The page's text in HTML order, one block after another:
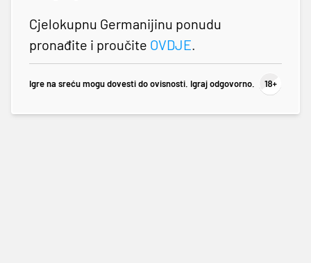
Cjelokupnu Germanijinu ponudu
pronađite i proučite OVDJE.
Igre na sreću mogu dovesti do ovisnosti. Igraj odgovorno.